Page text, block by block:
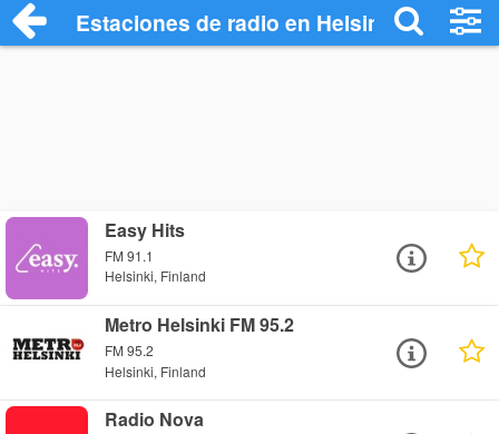
Estaciones de radio en Helsinki -
Easy Hits
FM 91.1
Helsinki, Finland
Metro Helsinki FM 95.2
FM 95.2
Helsinki, Finland
Radio Nova